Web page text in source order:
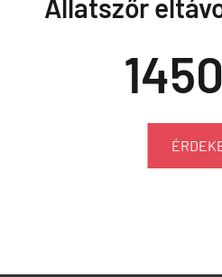
Állatszőr